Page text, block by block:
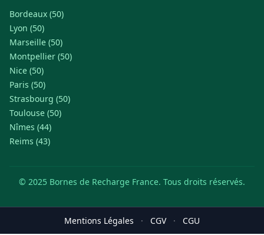
Bordeaux (50)
Lyon (50)
Marseille (50)
Montpellier (50)
Nice (50)
Paris (50)
Strasbourg (50)
Toulouse (50)
Nîmes (44)
Reims (43)
© 2025 Bornes de Recharge France. Tous droits réservés.
Mentions Légales · CGV · CGU